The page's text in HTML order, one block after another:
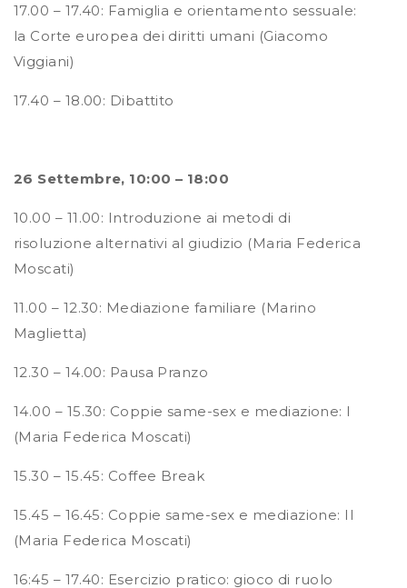
17.00 – 17.40: Famiglia e orientamento sessuale:
la Corte europea dei diritti umani (Giacomo
Viggiani)
17.40 – 18.00: Dibattito
26 Settembre, 10:00 – 18:00
10.00 – 11.00: Introduzione ai metodi di
risoluzione alternativi al giudizio (Maria Federica
Moscati)
11.00 – 12.30: Mediazione familiare (Marino
Maglietta)
12.30 – 14.00: Pausa Pranzo
14.00 – 15.30: Coppie same-sex e mediazione: I
(Maria Federica Moscati)
15.30 – 15.45: Coffee Break
15.45 – 16.45: Coppie same-sex e mediazione: II
(Maria Federica Moscati)
16:45 – 17.40: Esercizio pratico: gioco di ruolo